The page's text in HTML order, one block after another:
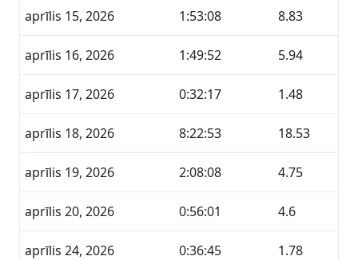
aprīlis 15, 2026 1:53:08 8.83
aprīlis 16, 2026 1:49:52 5.94
aprīlis 17, 2026 0:32:17 1.48
aprīlis 18, 2026 8:22:53 18.53
aprīlis 19, 2026 2:08:08 4.75
aprīlis 20, 2026 0:56:01 4.6
aprīlis 24, 2026 0:36:45 1.78